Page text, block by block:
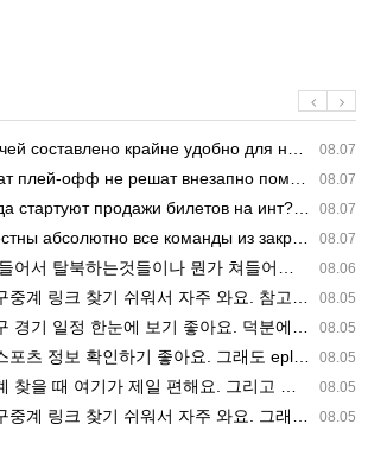
08.07
крайне удобно для нашего часово…
08.07
офф не решат внезапно поменять. https:/…
08.07
продажи билетов на инт? https://g…
08.07
абсолютно все команды из закрытых квали…
08.06
나 뭔가 쳐들어오는 낌새를 미리 알아차리기 위함이지 저걸 전쟁준비라고 하…
08.05
워서 자주 와요. 참고로 무료스포츠중계 정보 확인할 때 출처 꼭 체크해요.…
08.05
에 보기 좋아요. 덕분에 epl중계 볼 때 공식 중계 채널 먼저 찾아봐요. …
08.05
기 좋아요. 그래도 epl중계 볼 때 공식 중계 채널 먼저 찾아봐요. 북마크…
08.05
일 편해요. 그리고 무료스포츠중계 정보 확인할 때 출처 꼭 체크해요. 앞…
08.05
워서 자주 와요. 그래서 해외축구중계도 정식 서비스로 봐야 안전해요. 다음…